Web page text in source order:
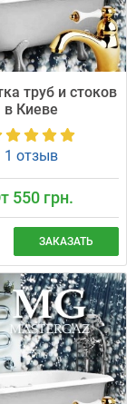
труб и стоков
в Киеве
1 отзыв
550 грн.
ЗАКАЗАТЬ